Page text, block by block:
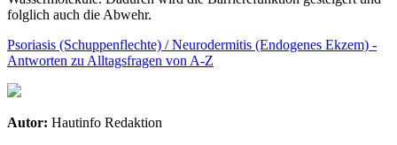
folglich auch die Abwehr.
Psoriasis (Schuppenflechte) / Neurodermitis (Endogenes Ekzem) -
Antworten zu Alltagsfragen von A-Z
Autor: Hautinfo Redaktion